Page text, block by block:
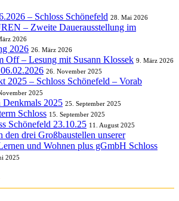
– Schloss Schönefeld 28. Mai 2026
– Zweite Dauerausstellung im
2026
2026 26. März 2026
Off – Lesung mit Susann Klossek 9. März 2026
26. November 2025
2025 – Schloss Schönefeld – Vorab
2025
Denkmals 2025 25. September 2025
Schloss 15. September 2025
Schönefeld 23.10.25 11. August 2025
den drei Großbaustellen unserer
und Wohnen plus gGmbH Schloss
2025